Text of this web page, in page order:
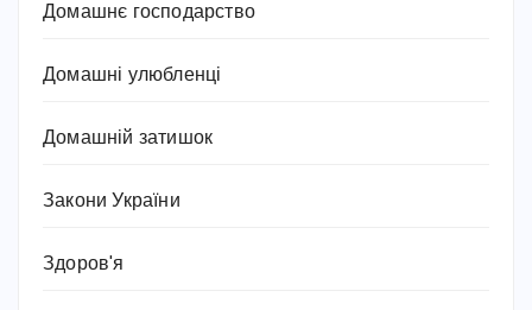
Домашнє господарство
Домашні улюбленці
Домашній затишок
Закони України
Здоров'я